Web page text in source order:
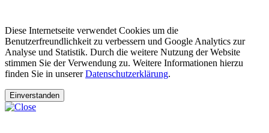
Diese Internetseite verwendet Cookies um die
Benutzerfreundlichkeit zu verbessern und Google Analytics zur
Analyse und Statistik. Durch die weitere Nutzung der Website
stimmen Sie der Verwendung zu. Weitere Informationen hierzu
finden Sie in unsererDatenschutzerklärung.
Einverstanden